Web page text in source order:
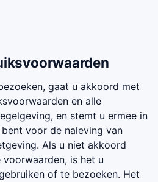
gaat u akkoord met
en alle
en stemt u ermee in
voor de naleving van
Als u niet akkoord
is het u
of te bezoeken. Het